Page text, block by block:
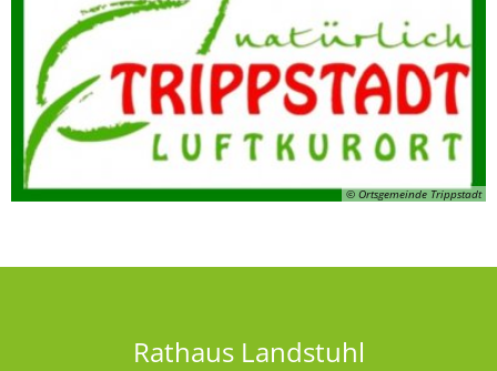
© Ortsgemeinde Trippstadt
Rathaus Landstuhl